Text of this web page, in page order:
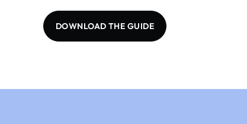
DOWNLOAD THE GUIDE